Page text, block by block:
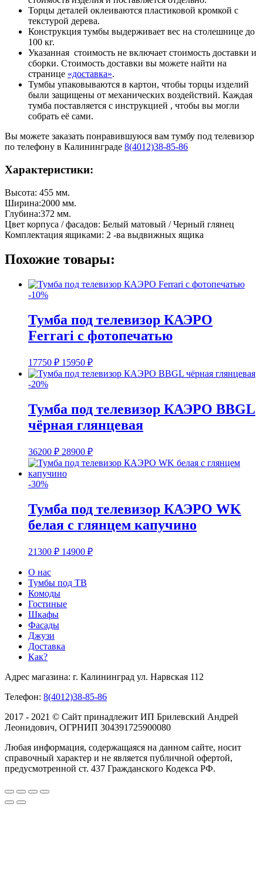
Торцы деталей оклеиваются пластиковой кромкой с
текстурой дерева.
Конструкция тумбы выдерживает вес на столешнице до
100 кг.
Указанная стоимость не включает стоимость доставки и
сборки. Стоимость доставки вы можете найти на
странице «доставка».
Тумбы упаковываются в картон, чтобы торцы изделий
были защищены от механических воздействий. Каждая
тумба поставляется с инструкцией , чтобы вы могли
собрать её сами.
Вы можете заказать понравившуюся вам тумбу под телевизор
по телефону в Калининграде 8(4012)38-85-86
Характеристики:
Высота: 455 мм.
Ширина:2000 мм.
Глубина:372 мм.
Цвет корпуса / фасадов: Белый матовый / Черный глянец
Комплектация ящиками: 2 -ва выдвижных ящика
Похожие товары:
-10%
Тумба под телевизор КАЭРО
Ferrari с фотопечатью
17750 ₽ 15950 ₽
-20%
Тумба под телевизор КАЭРО BBGL
чёрная глянцевая
36200 ₽ 28900 ₽
-30%
Тумба под телевизор КАЭРО WK
белая с глянцем капучино
21300 ₽ 14900 ₽
О нас
Тумбы под ТВ
Комоды
Гостиные
Шкафы
Фасады
Джузи
Доставка
Как?
Адрес магазина: г. Калининград ул. Нарвская 112
Телефон: 8(4012)38-85-86
2017 - 2021 © Сайт принадлежит ИП Брилевский Андрей
Леонидович, ОГРНИП 304391725900080
Любая информация, содержащаяся на данном сайте, носит
справочный характер и не является публичной офертой,
предусмотренной ст. 437 Гражданского Кодекса РФ.